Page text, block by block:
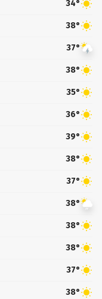
34°
38°
37°
38°
35°
36°
39°
38°
37°
38°
38°
38°
37°
38°